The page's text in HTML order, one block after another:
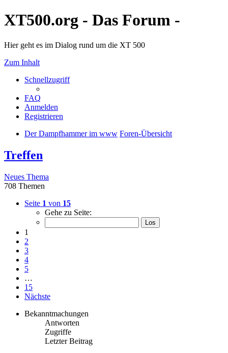
XT500.org - Das Forum -
Hier geht es im Dialog rund um die XT 500
Zum Inhalt
Schnellzugriff
FAQ
Anmelden
Registrieren
Der Dampfhammer im www Foren-Übersicht
Treffen
Neues Thema
708 Themen
Seite 1 von 15
Gehe zu Seite:
1
2
3
4
5
…
15
Nächste
Bekanntmachungen
Antworten
Zugriffe
Letzter Beitrag